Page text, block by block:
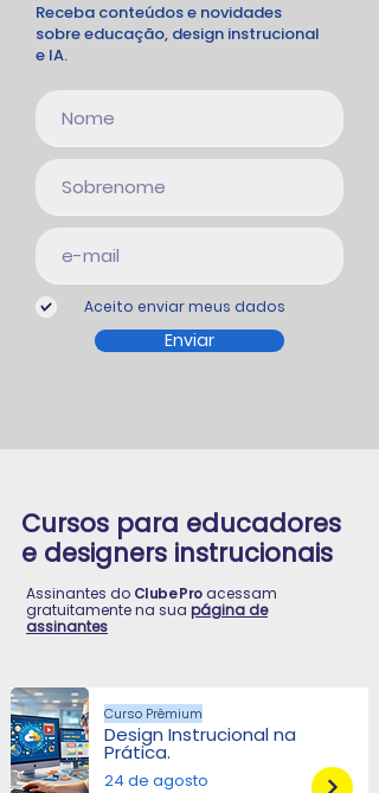
Receba conteúdos e novidades
sobre educação, design instrucional
e IA.
Aceito enviar meus dados
Enviar
Cursos para educadores
e designers instrucionais
Assinantes do Clube Proacessam
gratuitamente na sua página de
assinantes
Curso Prêmium
Design Instrucional na
Prática.
24 de agosto